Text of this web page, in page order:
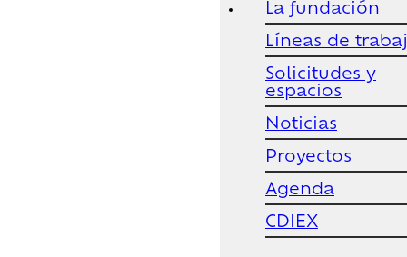
La fundación
Líneas de
Solicitudes y
espacios
Noticias
Proyectos
Agenda
CDIEX